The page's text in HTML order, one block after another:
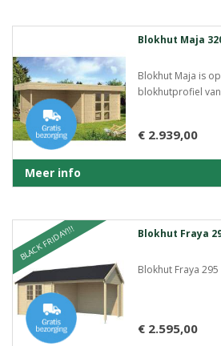
Blokhut Maja
Blokhut Maja is
blokhutprofiel van
€ 2.939,00
Meer info
BLACK FRIDAY!!! Blokhut Fraya
Blokhut Fraya
€ 2.595,00